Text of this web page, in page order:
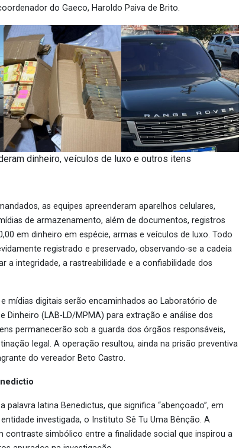
do Gaeco, Haroldo Paiva de Brito.
dinheiro, veículos de luxo e outros itens
as equipes apreenderam aparelhos celulares,
de armazenamento, além de documentos, registros
em dinheiro em espécie, armas e veículos de luxo. Todo
registrado e preservado, observando-se a cadeia
a integridade, a rastreabilidade e a confiabilidade dos
mídias digitais serão encaminhados ao Laboratório de
Dinheiro (LAB-LD/MPMA) para extração e análise dos
permanecerão sob a guarda dos órgãos responsáveis,
legal. A operação resultou, ainda na prisão preventiva
do vereador Beto Castro.
palavra latina Benedictus, que significa “abençoado”, em
investigada, o Instituto Sê Tu Uma Bênção. A
contraste simbólico entre a finalidade social que inspirou a